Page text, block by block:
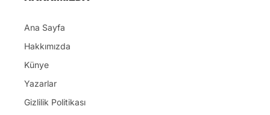
Ana Sayfa
Hakkımızda
Künye
Yazarlar
Gizlilik Politikası